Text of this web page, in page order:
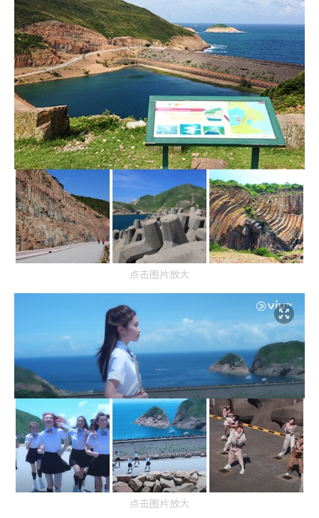
点击图片放大
点击图片放大